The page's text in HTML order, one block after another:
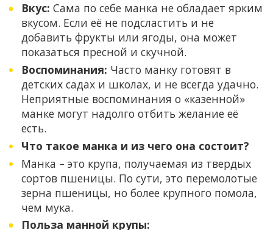
Вкус: Сама по себе манка не обладает ярким
вкусом. Если её не подсластить и не
добавить фрукты или ягоды, она может
показаться пресной и скучной.
Воспоминания: Часто манку готовят в
детских садах и школах, и не всегда удачно.
Неприятные воспоминания о «казенной»
манке могут надолго отбить желание её
есть.
Что такое манка и из чего она состоит?
Манка – это крупа, получаемая из твердых
сортов пшеницы. По сути, это перемолотые
зерна пшеницы, но более крупного помола,
чем мука.
Польза манной крупы: